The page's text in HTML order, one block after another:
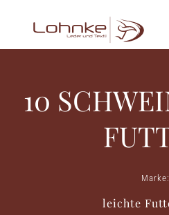
10
Marke:
leichte